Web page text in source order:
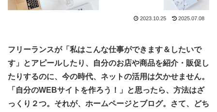
2023.10.25 2025.07.08
フリーランスが「私はこんな仕事ができます＆したいで
す」とアピールしたり、自分のお店や商品を紹介・販促し
たりするのに、今の時代、ネットの活用は欠かせません。
「自分のWEBサイトを作ろう！」と思ったら、方法はざ
っくり２つ。それが、ホームページとブログ。さて、どち